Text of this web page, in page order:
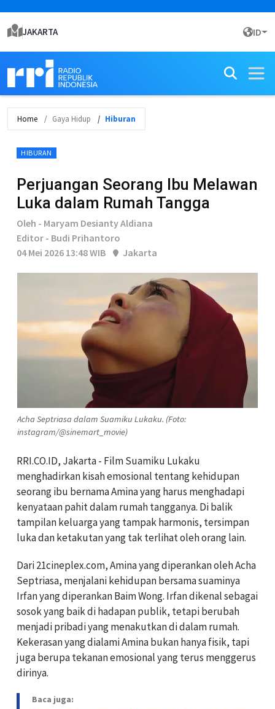
JAKARTA ID
Home Gaya Hidup Hiburan
HIBURAN
Perjuangan Seorang Ibu Melawan
Luka dalam Rumah Tangga
Oleh - Maryam Desianty Aldiana
Editor - Budi Prihantoro
04 Mei 2026 13:48 WIB
Jakarta
Acha Septriasa dalam Suamiku Lukaku. (Foto:
instagram/@sinemart_movie)
RRI.CO.ID, Jakarta - Film Suamiku Lukaku
menghadirkan kisah emosional tentang kehidupan
seorang ibu bernama Amina yang harus menghadapi
kenyataan pahit dalam rumah tangganya. Di balik
tampilan keluarga yang tampak harmonis, tersimpan
luka dan ketakutan yang tak terlihat oleh orang lain.
Dari 21cineplex.com, Amina yang diperankan oleh Acha
Septriasa, menjalani kehidupan bersama suaminya
Irfan yang diperankan Baim Wong. Irfan dikenal sebagai
sosok yang baik di hadapan publik, tetapi berubah
menjadi pribadi yang menakutkan di dalam rumah.
Kekerasan yang dialami Amina bukan hanya fisik, tapi
juga berupa tekanan emosional yang terus menggerus
dirinya.
Baca juga: